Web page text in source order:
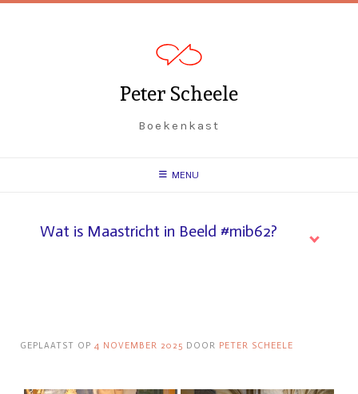
Spring
Peter Scheele
Boekenkast
MENU
Wat is Maastricht in Beeld #mib62?
GEPLAATST OP 4 NOVEMBER 2025 DOOR PETER SCHEELE